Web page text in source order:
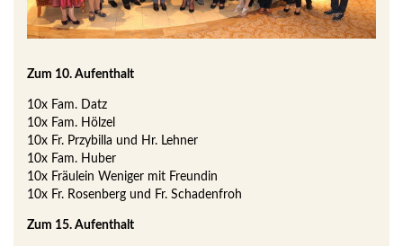
Zum 10. Aufenthalt
10x Fam. Datz
10x Fam. Hölzel
10x Fr. Przybilla und Hr. Lehner
10x Fam. Huber
10x Fräulein Weniger mit Freundin
10x Fr. Rosenberg und Fr. Schadenfroh
Zum 15. Aufenthalt